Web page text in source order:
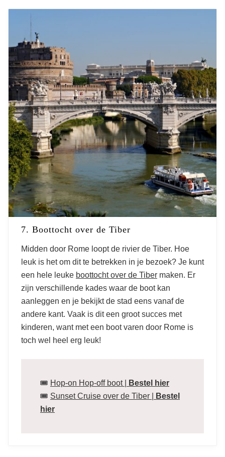
7. Boottocht over de Tiber
Midden door Rome loopt de rivier de Tiber. Hoe
leuk is het om dit te betrekken in je bezoek? Je kunt
een hele leuke boottocht over de Tiber maken. Er
zijn verschillende kades waar de boot kan
aanleggen en je bekijkt de stad eens vanaf de
andere kant. Vaak is dit een groot succes met
kinderen, want met een boot varen door Rome is
toch wel heel erg leuk!
🎟️ Hop-on Hop-off boot | Bestel
hier
🎟️ Sunset Cruise over de Tiber |
Bestel
hier